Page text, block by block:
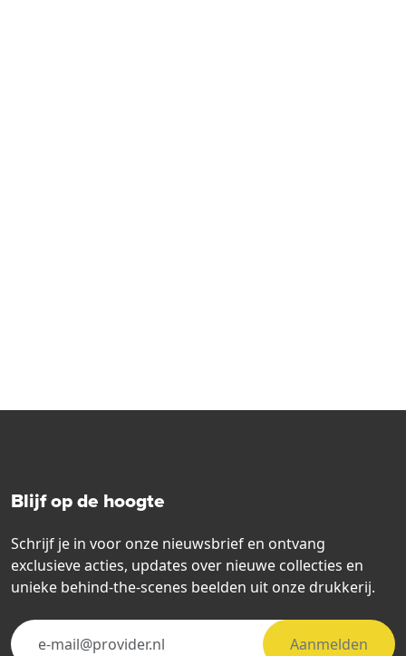
Blijf op de hoogte
Schrijf je in voor onze nieuwsbrief en ontvang
exclusieve acties, updates over nieuwe collecties en
unieke behind-the-scenes beelden uit onze drukkerij.
Aanmelden